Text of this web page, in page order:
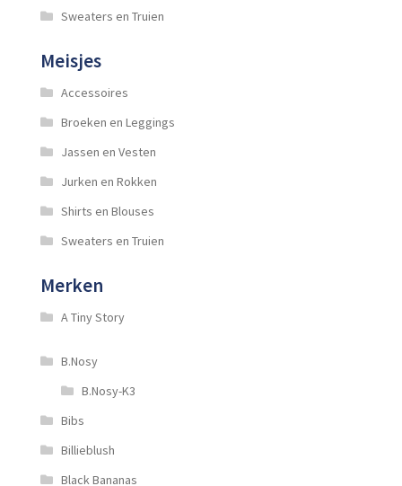
Sweaters en Truien
Meisjes
Accessoires
Broeken en Leggings
Jassen en Vesten
Jurken en Rokken
Shirts en Blouses
Sweaters en Truien
Merken
A Tiny Story
B.Nosy
B.Nosy-K3
Bibs
Billieblush
Black Bananas